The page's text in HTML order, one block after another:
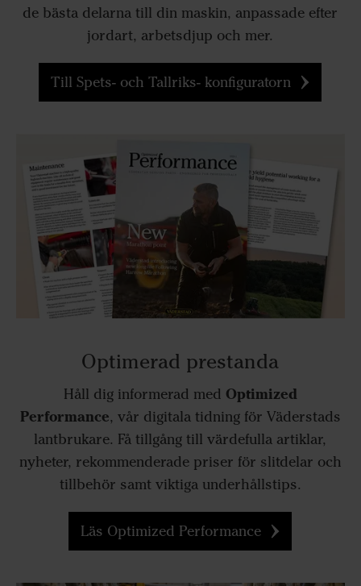
de bästa delarna till din maskin, anpassade efter
jordart, arbetsdjup och mer.
Till Spets- och Tallriks- konfiguratorn
Optimerad prestanda
Håll dig informerad med Optimized
Performance, vår digitala tidning för Väderstads
lantbrukare. Få tillgång till värdefulla artiklar,
nyheter, rekommenderade priser för slitdelar och
tillbehör samt viktiga underhållstips.
Läs Optimized Performance